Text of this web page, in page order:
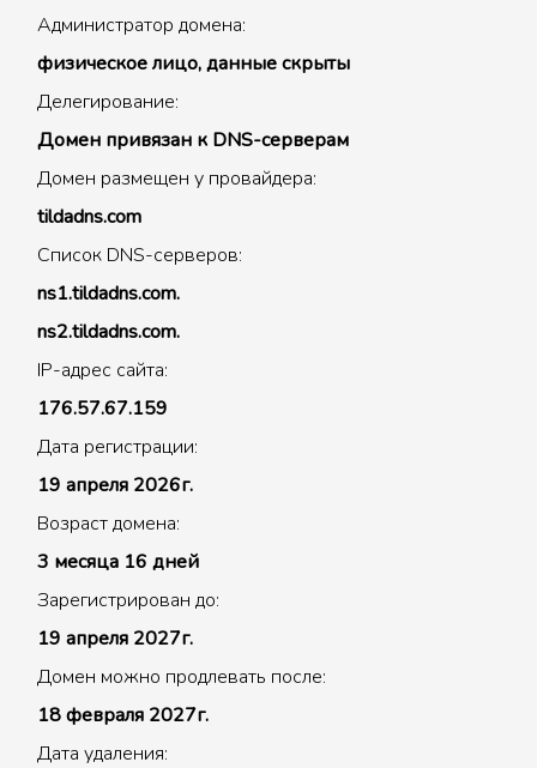
Администратор домена:
физическое лицо, данные скрыты
Делегирование:
Домен привязан к DNS-серверам
Домен размещен у провайдера:
tildadns.com
Список DNS-серверов:
ns1.tildadns.com.
ns2.tildadns.com.
IP-адрес сайта:
176.57.67.159
Дата регистрации:
19 апреля 2026г.
Возраст домена:
3 месяца 16 дней
Зарегистрирован до:
19 апреля 2027г.
Домен можно продлевать после:
18 февраля 2027г.
Дата удаления: